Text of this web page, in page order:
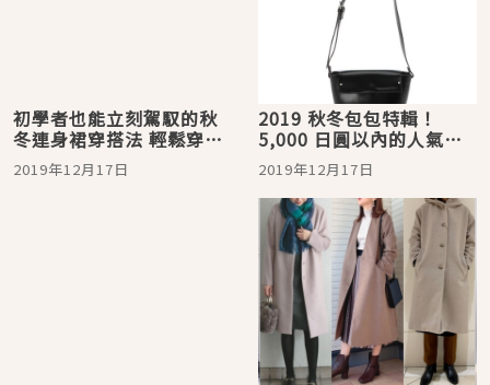
初學者也能立刻駕馭的秋
冬連身裙穿搭法 輕鬆穿出
時尚有型！
2019年12月17日
2019 秋冬包包特輯！
5,000 日圓以內的人氣優
秀包款 6 選
2019年12月17日